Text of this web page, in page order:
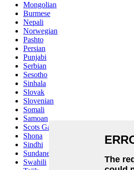
Mongolian
Burmese
Nepali
Norwegian
Pashto
Persian
Punjabi
Serbian
Sesotho
Sinhala
Slovak
Slovenian
Somali
Samoan
Scots Gaelic
Shona
Sindhi
Sundanese
Swahili